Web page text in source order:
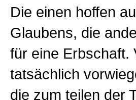
Die einen hoffen
Glaubens, die
für eine Erbschaft.
tatsächlich
die zum teilen der